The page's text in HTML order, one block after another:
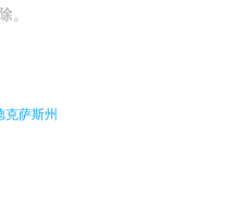
克萨斯州